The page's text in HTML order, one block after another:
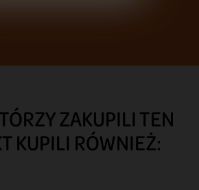
ZAKUPILI TEN
KUPILI RÓWNIEŻ: